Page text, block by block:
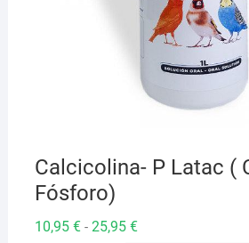
Calcicolina- P Latac (
Fósforo)
10,95 € - 25,95 €Rango